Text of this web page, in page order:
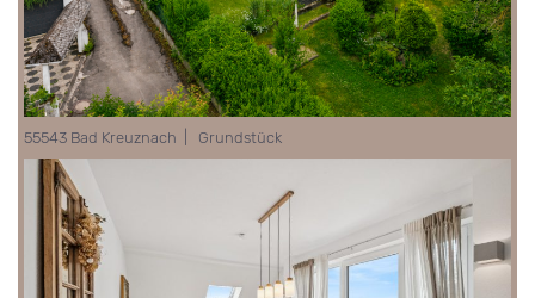
55543 Bad Kreuznach | Grundstück